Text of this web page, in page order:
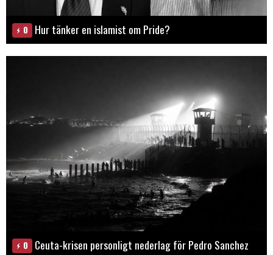
0 Hur tänker en islamist om Pride?
0 Ceuta-krisen personligt nederlag för Pedro Sanchez